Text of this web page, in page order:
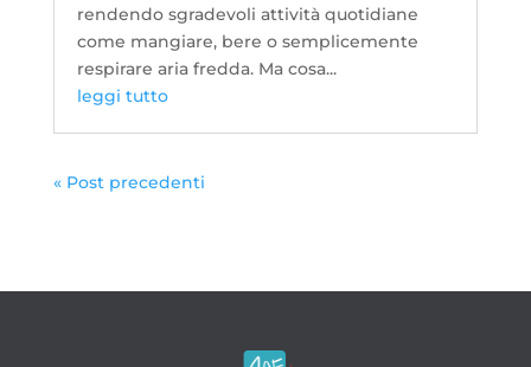
rendendo sgradevoli attività quotidiane
come mangiare, bere o semplicemente
respirare aria fredda. Ma cosa...
leggi tutto
« Post precedenti